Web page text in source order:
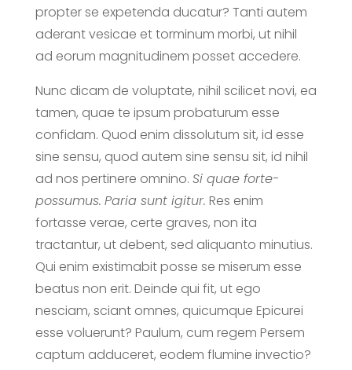
propter se expetenda ducatur? Tanti autem
aderant vesicae et torminum morbi, ut nihil
ad eorum magnitudinem posset accedere.
Nunc dicam de voluptate, nihil scilicet novi, ea
tamen, quae te ipsum probaturum esse
confidam. Quod enim dissolutum sit, id esse
sine sensu, quod autem sine sensu sit, id nihil
ad nos pertinere omnino. Si quae forte-
possumus. Paria sunt igitur. Res enim
fortasse verae, certe graves, non ita
tractantur, ut debent, sed aliquanto minutius.
Qui enim existimabit posse se miserum esse
beatus non erit. Deinde qui fit, ut ego
nesciam, sciant omnes, quicumque Epicurei
esse voluerunt? Paulum, cum regem Persem
captum adduceret, eodem flumine invectio?